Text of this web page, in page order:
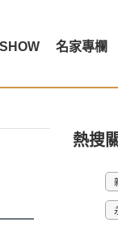
名家專欄
熱搜